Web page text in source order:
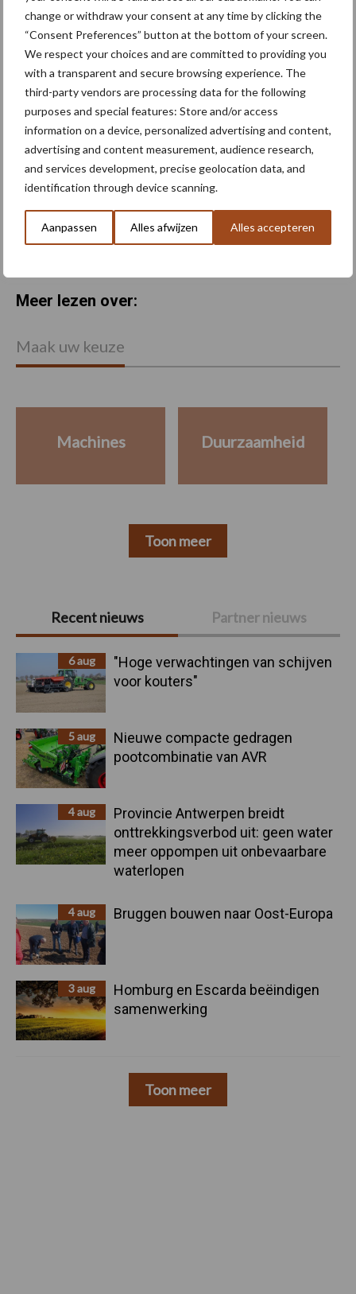
change or withdraw your consent at any time by clicking the
“Consent Preferences” button at the bottom of your screen.
We respect your choices and are committed to providing you
with a transparent and secure browsing experience. The
third-party vendors are processing data for the following
purposes and special features: Store and/or access
information on a device, personalized advertising and content,
advertising and content measurement, audience research,
and services development, precise geolocation data, and
identification through device scanning.
Aanpassen Alles afwijzen Alles accepteren
Primaire
Sidebar
Recent nieuws Partner nieuws
6 aug
"Hoge verwachtingen van schijven
voor kouters"
5 aug
Nieuwe compacte gedragen
pootcombinatie van AVR
4 aug
Provincie Antwerpen breidt
onttrekkingsverbod uit: geen water
meer oppompen uit onbevaarbare
waterlopen
4 aug Bruggen bouwen naar Oost-Europa
3 aug
Homburg en Escarda beëindigen
samenwerking
Toon meer
Juiste bandenspanning
levert meetbare
brandstofbesparing op bij
transportwerk
Zetor keert terug in het 100-
125 pk-segment met
nieuwe Series 5
Meer lezen over:
Maak uw keuze
Machines Duurzaamheid
Toon meer